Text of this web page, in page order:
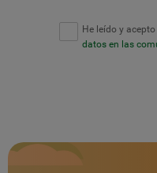
He leído y acepto
datos en las